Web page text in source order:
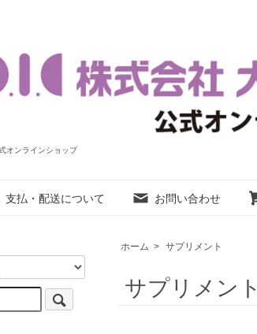
オンラインショップ
支払・配送について お問い合わせ
ホーム > サプリメント
サプリメント